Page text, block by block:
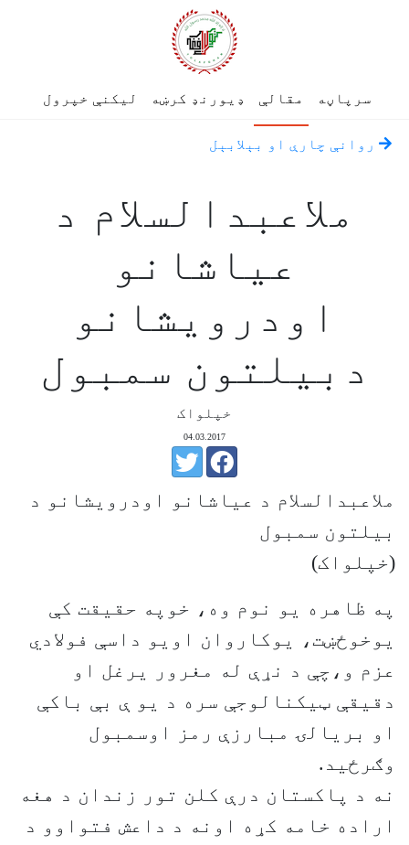
سرپاڼه مقالې ډیورنډ کرښه لیکنې خپرول
روانې چارې او بېلابېل
ملاعبدالسلام د
عیاشانو
اودرویشانو
دبیلتون سمبول
خپلواک
04.03.2017
ملاعبدالسلام د عیاشانو اودرویشانو د
بیلتون سمبول
(خپلواک)
په ظاهره يو نوم وه، خوپه حقیقت کې
يوخوځښت، يوکاروان اويو داسې فولادي
عزم و،چې د نړې له مغرور یرغل او
دقیقې ټيکنالوجې سره د یو ې بې باکې
او بریالۍ مبارزې رمز اوسمبول
وګرځید.
نه د پاکستان درې کلن تور زندان د هغه
اراده خامه کړه اونه د داعش فتواوو د